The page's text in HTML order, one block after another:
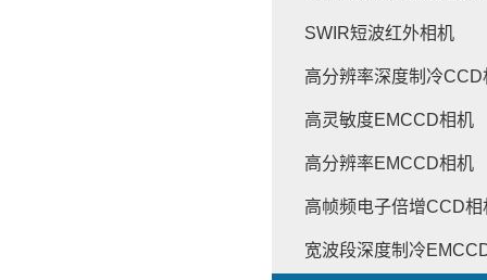
SWIR短波红外相机
高分辨率深度制冷CCD
高灵敏度EMCCD相机
高分辨率EMCCD相机
高帧频电子倍增CCD相
宽波段深度制冷